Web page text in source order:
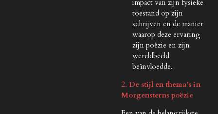
impact van zijn fysieke
toestand op zijn
schrijven en de manier
waarop deze ervaring
zijn poëzie en zijn
wereldbeeld
beïnvloedde.
2. De stijl en thema’s in
Morgensterns poëzie